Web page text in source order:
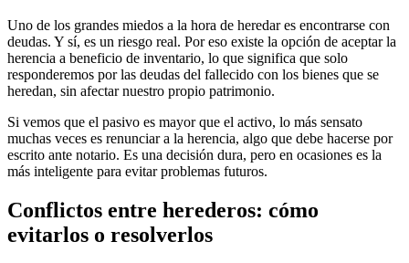
Uno de los grandes miedos a la hora de heredar es encontrarse con
deudas. Y sí, es un riesgo real. Por eso existe la opción de aceptar la
herencia a beneficio de inventario, lo que significa que solo
responderemos por las deudas del fallecido con los bienes que se
heredan, sin afectar nuestro propio patrimonio.
Si vemos que el pasivo es mayor que el activo, lo más sensato
muchas veces es renunciar a la herencia, algo que debe hacerse por
escrito ante notario. Es una decisión dura, pero en ocasiones es la
más inteligente para evitar problemas futuros.
Conflictos entre herederos: cómo
evitarlos o resolverlos